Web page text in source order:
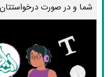
شما و در صورت